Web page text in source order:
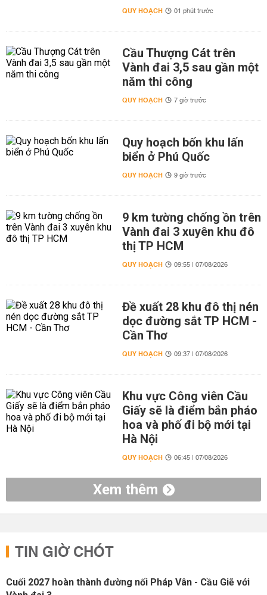
QUY HOẠCH 01 phút trước
Cầu Thượng Cát trên
Vành đai 3,5 sau gần một
năm thi công
QUY HOẠCH 7 giờ trước
Quy hoạch bốn khu lấn
biển ở Phú Quốc
QUY HOẠCH 9 giờ trước
9 km tường chống ồn trên
Vành đai 3 xuyên khu đô
thị TP HCM
QUY HOẠCH 09:55 | 07/08/2026
Đề xuất 28 khu đô thị nén
dọc đường sắt TP HCM -
Cần Thơ
QUY HOẠCH 09:37 | 07/08/2026
Khu vực Công viên Cầu
Giấy sẽ là điểm bắn pháo
hoa và phố đi bộ mới tại
Hà Nội
QUY HOẠCH 06:45 | 07/08/2026
Xem thêm
TIN GIỜ CHÓT
Cuối 2027 hoàn thành đường nối Pháp Vân - Cầu Giẽ với